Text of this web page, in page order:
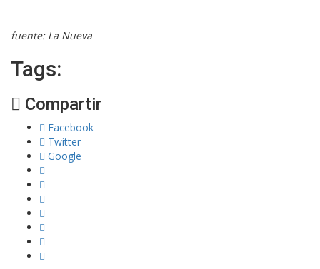
fuente: La Nueva
Tags:
Compartir
Facebook
Twitter
Google